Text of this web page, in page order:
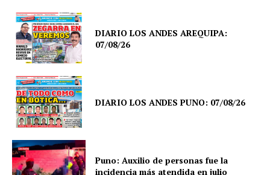
DIARIO LOS ANDES AREQUIPA:
07/08/26
DIARIO LOS ANDES PUNO: 07/08/26
Puno: Auxilio de personas fue la
incidencia más atendida en julio